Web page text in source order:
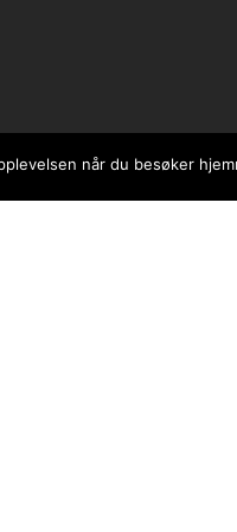
Linkspeideren
Søkemotorkonsulent
når du besøker